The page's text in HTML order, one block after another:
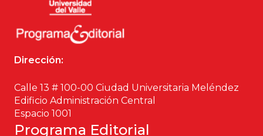
Derecho
Desarrollo
Diseño
Economía
Educación
Dirección:
Calle 13 # 100-00 Ciudad Universitaria Meléndez
Edificio Administración Central
Espacio 1001
Programa Editorial